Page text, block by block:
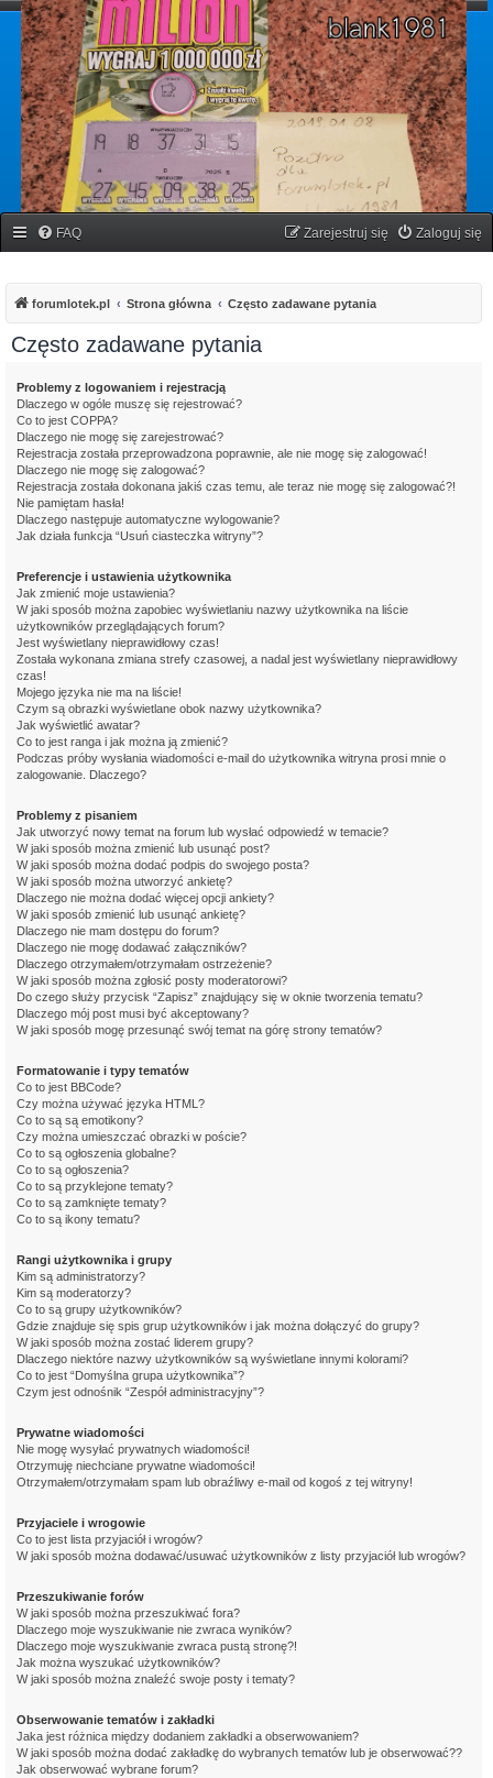
forumlotek.pl
Forum gier liczbowych
FAQ Zaloguj się
Zarejestruj się
forumlotek.pl Strona główna Często zadawane pytania
Często zadawane pytania
Problemy z logowaniem i rejestracją
Dlaczego w ogóle muszę się rejestrować?
Co to jest COPPA?
Dlaczego nie mogę się zarejestrować?
Rejestracja została przeprowadzona poprawnie, ale nie mogę się zalogować!
Dlaczego nie mogę się zalogować?
Rejestracja została dokonana jakiś czas temu, ale teraz nie mogę się zalogować?!
Nie pamiętam hasła!
Dlaczego następuje automatyczne wylogowanie?
Jak działa funkcja “Usuń ciasteczka witryny”?
Preferencje i ustawienia użytkownika
Jak zmienić moje ustawienia?
W jaki sposób można zapobiec wyświetlaniu nazwy użytkownika na liście
użytkowników przeglądających forum?
Jest wyświetlany nieprawidłowy czas!
Została wykonana zmiana strefy czasowej, a nadal jest wyświetlany nieprawidłowy
czas!
Mojego języka nie ma na liście!
Czym są obrazki wyświetlane obok nazwy użytkownika?
Jak wyświetlić awatar?
Co to jest ranga i jak można ją zmienić?
Podczas próby wysłania wiadomości e-mail do użytkownika witryna prosi mnie o
zalogowanie. Dlaczego?
Problemy z pisaniem
Jak utworzyć nowy temat na forum lub wysłać odpowiedź w temacie?
W jaki sposób można zmienić lub usunąć post?
W jaki sposób można dodać podpis do swojego posta?
W jaki sposób można utworzyć ankietę?
Dlaczego nie można dodać więcej opcji ankiety?
W jaki sposób zmienić lub usunąć ankietę?
Dlaczego nie mam dostępu do forum?
Dlaczego nie mogę dodawać załączników?
Dlaczego otrzymałem/otrzymałam ostrzeżenie?
W jaki sposób można zgłosić posty moderatorowi?
Do czego służy przycisk “Zapisz” znajdujący się w oknie tworzenia tematu?
Dlaczego mój post musi być akceptowany?
W jaki sposób mogę przesunąć swój temat na górę strony tematów?
Formatowanie i typy tematów
Co to jest BBCode?
Czy można używać języka HTML?
Co to są są emotikony?
Czy można umieszczać obrazki w poście?
Co to są ogłoszenia globalne?
Co to są ogłoszenia?
Co to są przyklejone tematy?
Co to są zamknięte tematy?
Co to są ikony tematu?
Rangi użytkownika i grupy
Kim są administratorzy?
Kim są moderatorzy?
Co to są grupy użytkowników?
Gdzie znajduje się spis grup użytkowników i jak można dołączyć do grupy?
W jaki sposób można zostać liderem grupy?
Dlaczego niektóre nazwy użytkowników są wyświetlane innymi kolorami?
Co to jest “Domyślna grupa użytkownika”?
Czym jest odnośnik “Zespół administracyjny”?
Prywatne wiadomości
Nie mogę wysyłać prywatnych wiadomości!
Otrzymuję niechciane prywatne wiadomości!
Otrzymałem/otrzymałam spam lub obraźliwy e-mail od kogoś z tej witryny!
Przyjaciele i wrogowie
Co to jest lista przyjaciół i wrogów?
W jaki sposób można dodawać/usuwać użytkowników z listy przyjaciół lub wrogów?
Przeszukiwanie forów
W jaki sposób można przeszukiwać fora?
Dlaczego moje wyszukiwanie nie zwraca wyników?
Dlaczego moje wyszukiwanie zwraca pustą stronę?!
Jak można wyszukać użytkowników?
W jaki sposób można znaleźć swoje posty i tematy?
Obserwowanie tematów i zakładki
Jaka jest różnica między dodaniem zakładki a obserwowaniem?
W jaki sposób można dodać zakładkę do wybranych tematów lub je obserwować??
Jak obserwować wybrane forum?